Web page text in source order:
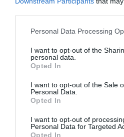
Personal Data Processing
I want to opt-out of the
personal data.
Opted In
I want to opt-out of the Sale
Personal Data.
Opted In
I want to opt-out of
Personal Data for Targeted
Opted In